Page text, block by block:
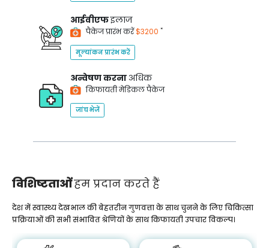
आईवीएफइलाज
पैकेज प्रारंभ करें$3200 *
मूल्यांकन प्रारंभ करें
अन्वेषण करना अधिक
किफायती मेडिकल पैकेज
जांच भेजें
विशिष्टताओंहम प्रदान करते हैं
देश में स्वास्थ्य देखभाल की बेहतरीन गुणवत्ता के साथ चुनने के लिए चिकित्सा
प्रक्रियाओं की सभी संभावित श्रेणियों के साथ किफायती उपचार विकल्प।